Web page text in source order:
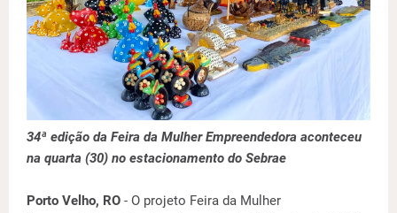
34ª edição da Feira da Mulher Empreendedora aconteceu
na quarta (30) no estacionamento do Sebrae
Porto Velho, RO - O projeto Feira da Mulher